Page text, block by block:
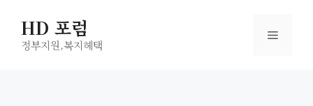
HD 포럼
정부지원,복지헤택
메